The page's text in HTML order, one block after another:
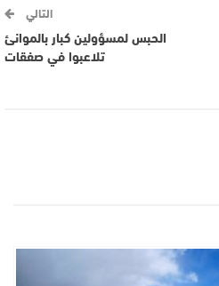
التالي
الحبس لمسؤولين كبار بالموانئ
تلاعبوا في صفقات